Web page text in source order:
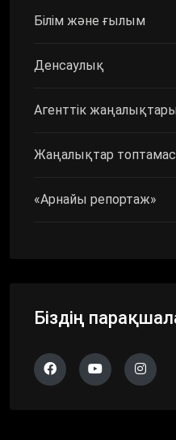
Білім және ғылым
Денсаулық
Агенттік жаңалықтары
Жаңалықтар
«Арнайы репортаж»
Біздің